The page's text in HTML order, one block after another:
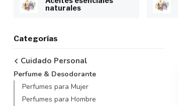
naturales
Categorías
Cuidado Personal
Perfume & Desodorante
Perfumes para Mujer
Perfumes para Hombre